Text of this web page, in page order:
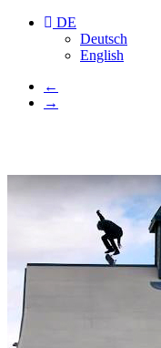
DE
Deutsch
English
←
→